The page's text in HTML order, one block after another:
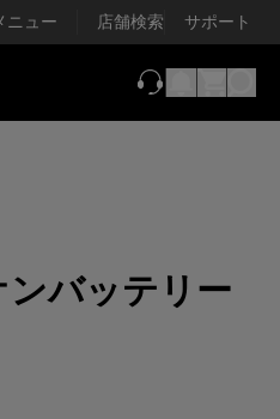
ニュー 店舗検索 サポート
バッテリー